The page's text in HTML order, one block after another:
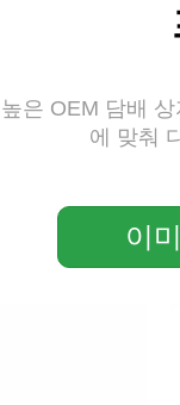
은 OEM 담배
에 맞춰
이